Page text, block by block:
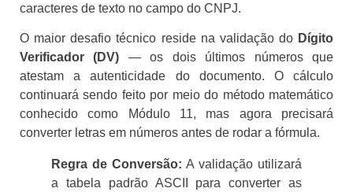
caracteres de texto no campo do CNPJ.
O maior desafio técnico reside na validação do Dígito
Verificador (DV) — os dois últimos números que
atestam a autenticidade do documento. O cálculo
continuará sendo feito por meio do método matemático
conhecido como Módulo 11, mas agora precisará
converter letras em números antes de rodar a fórmula.
Regra de Conversão: A validação utilizará
a tabela padrão ASCII para converter as